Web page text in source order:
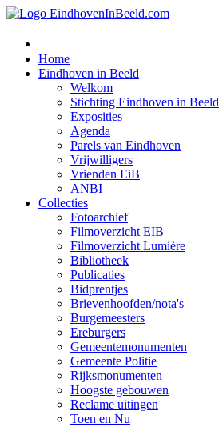
Home
Eindhoven in Beeld
Welkom
Stichting Eindhoven in Beeld
Exposities
Agenda
Parels van Eindhoven
Vrijwilligers
Vrienden EiB
ANBI
Collecties
Fotoarchief
Filmoverzicht EIB
Filmoverzicht Lumière
Bibliotheek
Publicaties
Bidprentjes
Brievenhoofden/nota's
Burgemeesters
Ereburgers
Gemeentemonumenten
Gemeente Politie
Rijksmonumenten
Hoogste gebouwen
Reclame uitingen
Toen en Nu